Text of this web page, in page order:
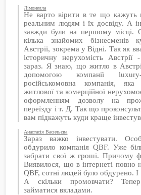
Лімонелла
Не варто вірити в те що кажуть
реальним людям і їх досвіду. А
завжди були на першому місці.
кілька знайомих бізнесменів
Австрії, зокрема у Відні. Так як
історичну нерухомість
зараз. Я знаю, що житло в
допомогою компанії
російськомовна компанія, яка
житлової та комерційної
оформленням дозволу на
переїзду і т. Д. Так що
вам підкажуть куди краще
Анастасія Васильєва
Зараз важко інвестувати.
обдурило компанія QBF. Уже
забрати свої ж гроші. Причому
Виявилося, що в інтернеті повно
QBF, сотні людей було обдурено. І
А скільки промовчати?
займатися вкладами.